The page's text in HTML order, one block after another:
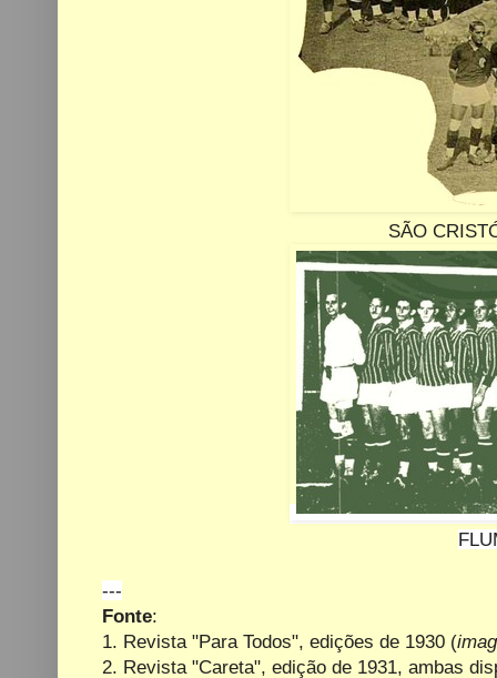
SÃO
---
Fonte:
1. Revista "Para Todos", edições de 1930 (
2. Revista "Careta", edição de 1931, ambas